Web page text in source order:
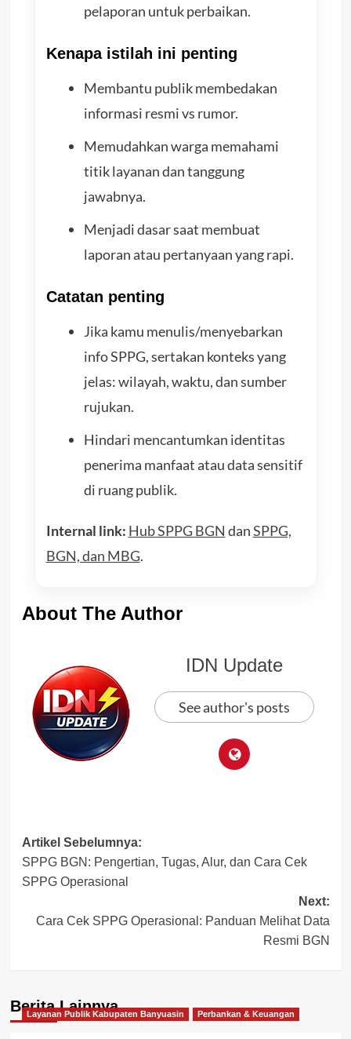
pelaporan untuk perbaikan.
Kenapa istilah ini penting
Membantu publik membedakan
informasi resmi vs rumor.
Memudahkan warga memahami
titik layanan dan tanggung
jawabnya.
Menjadi dasar saat membuat
laporan atau pertanyaan yang rapi.
Catatan penting
Jika kamu menulis/menyebarkan
info SPPG, sertakan konteks yang
jelas: wilayah, waktu, dan sumber
rujukan.
Hindari mencantumkan identitas
penerima manfaat atau data sensitif
di ruang publik.
Internal link: Hub SPPG BGN danSPPG,
BGN, dan MBG.
About The Author
IDN Update
See author's posts
Post
navigation
Artikel Sebelumnya:
SPPG BGN: Pengertian, Tugas, Alur, dan Cara Cek
SPPG Operasional
Next:
Cara Cek SPPG Operasional: Panduan Melihat Data
Resmi BGN
Berita Lainnya
Layanan Publik Kabupaten Banyuasin Perbankan & Keuangan